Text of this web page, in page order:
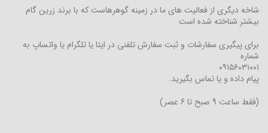
شاخه دیگری از فعالیت های ما در زمینه گوهرهاست که با برند زرین گام
بیشتر شناخته شده است
برای پیگیری سفارشات و ثبت سفارش تلفنی در ایتا یا تلگرام یا واتساپ به
شماره
۰۹۱۵۶۰۳۱۰۰۱
پیام داده و یا تماس بگیرید.
(فقط ساعت 9 صبح تا 6 عصر)